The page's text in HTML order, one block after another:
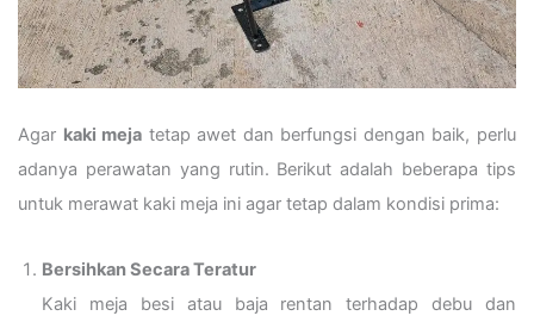
Agar kaki meja tetap awet dan berfungsi dengan baik, perlu
adanya perawatan yang rutin. Berikut adalah beberapa tips
untuk merawat kaki meja ini agar tetap dalam kondisi prima:
Bersihkan Secara Teratur
Kaki meja besi atau baja rentan terhadap debu dan